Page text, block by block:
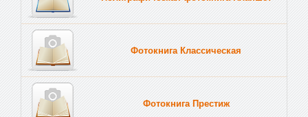
Фотокнига Классическая
Фотокнига Престиж